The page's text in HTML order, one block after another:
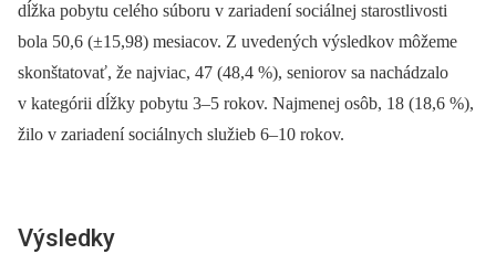
dĺžka pobytu celého súboru v zariadení sociálnej starostlivosti
bola 50,6 (±15,98) mesiacov. Z uvedených výsledkov môžeme
skonštatovať, že najviac, 47 (48,4 %), seniorov sa nachádzalo
v kategórii dĺžky pobytu 3–5 rokov. Najmenej osôb, 18 (18,6 %),
žilo v zariadení sociálnych služieb 6–10 rokov.
Výsledky